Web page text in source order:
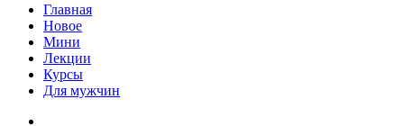
Главная
Новое
Мини
Лекции
Курсы
Для мужчин